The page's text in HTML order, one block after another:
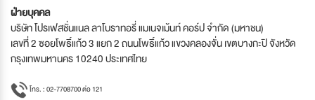
ฝ่ายบุคคล
บริษัท โปรเฟสชั่นแนล ลาโบราทอรี่ แมเนจเม้นท์ คอร์ป จำกัด (มหาชน)
เลขที่ 2 ซอยโพธิ์แก้ว 3 แยก 2 ถนนโพธิ์แก้ว แขวงคลองจั่น เขตบางกะปิ จังหวัด
กรุงเทพมหานคร 10240 ประเทศไทย
โทร. : 02-7708700 ต่อ 121